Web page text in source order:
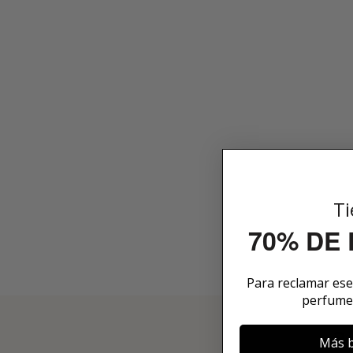
3
70% DE
Para reclamar
Más